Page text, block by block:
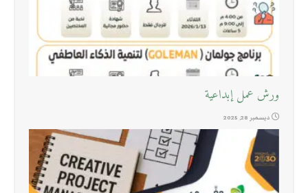
ورش عمل إبداعية
ديسمبر 28, 2025